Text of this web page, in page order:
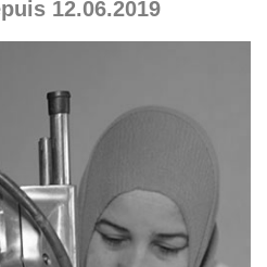
12.06.2019